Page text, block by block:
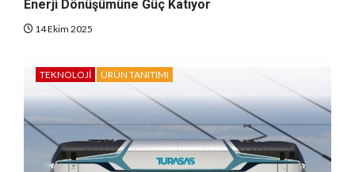
Enerji Dönüşümüne Güç Katıyor
14 Ekim 2025
TEKNOLOJI ÜRÜN TANITIMI